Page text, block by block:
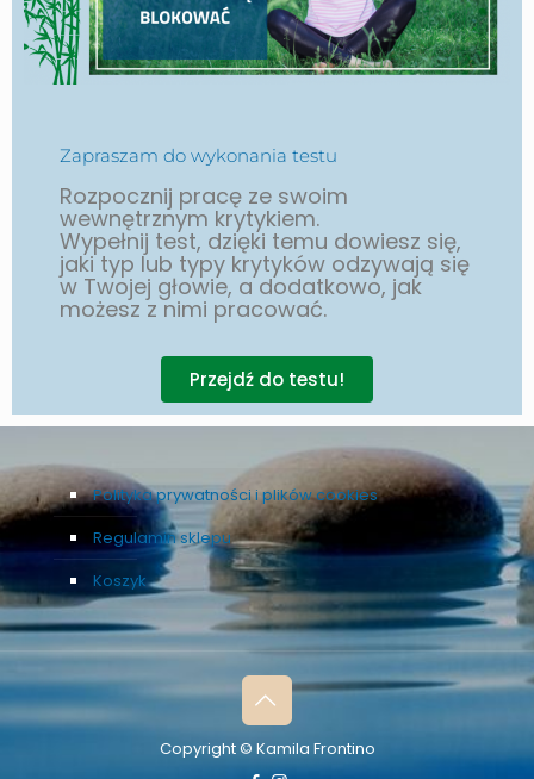
Zapraszam do wykonania testu
Rozpocznij pracę ze swoim
wewnętrznym krytykiem.
Wypełnij test, dzięki temu dowiesz się,
jaki typ lub typy krytyków odzywają się
w Twojej głowie, a dodatkowo, jak
możesz z nimi pracować.
Przejdź do testu!
Polityka prywatności i plików cookies
Regulamin sklepu
Koszyk
Copyright © Kamila Frontino